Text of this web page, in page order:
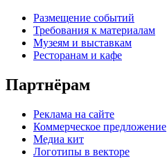
Размещение событий
Требования к материалам
Музеям и выставкам
Ресторанам и кафе
Партнёрам
Реклама на сайте
Коммерческое предложение
Медиа кит
Логотипы в векторе